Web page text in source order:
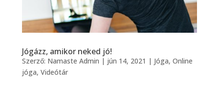
Jógázz, amikor neked jó!
Szerző: Namaste Admin | jún 14, 2021 | Jóga, Online
jóga, Videótár